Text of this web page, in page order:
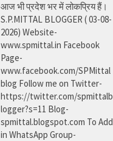
आज भी प्रदेश भर में लोकप्रिय हैं।
S.P.MITTAL BLOGGER ( 03-08-
2026) Website-
www.spmittal.in Facebook
Page-
www.facebook.com/SPMittal
blog Follow me on Twitter-
https://twitter.com/spmittalb
logger?s=11 Blog-
spmittal.blogspot.com To Add
in WhatsApp Group-